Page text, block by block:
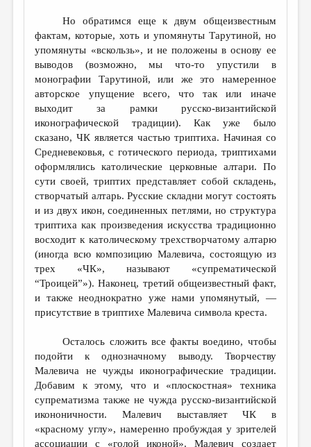
Но обратимся еще к двум общеизвестным
фактам, которые, хоть и упомянуты Тарутиной, но
упомянуты «вскользь», и не положены в основу ее
выводов (возможно, мы что-то упустили в
монографии Тарутиной, или же это намеренное
авторское упущение всего, что так или иначе
выходит за рамки русско-византийской
иконографической традиции). Как уже было
сказано, ЧК является частью триптиха. Начиная со
Средневековья, с готического периода, триптихами
оформлялись католические церковные алтари. По
сути своей, триптих представляет собой складень,
створчатый алтарь. Русские складни могут состоять
и из двух икон, соединенных петлями, но структура
триптиха как произведения искусства традиционно
восходит к католическому трехстворчатому алтарю
(иногда всю композицию Малевича, состоящую из
трех «ЧК», называют «супрематической
“Троицей”»). Наконец, третий общеизвестный факт,
и также неоднократно уже нами упомянутый, —
присутствие в триптихе Малевича символа креста.
Осталось сложить все факты воедино, чтобы
подойти к однозначному выводу. Творчеству
Малевича не чужды иконографические традиции.
Добавим к этому, что и «плоскостная» техника
супрематизма также не чужда русско-византийской
икононичности. Малевич выставляет ЧК в
«красному углу», намеренно пробуждая у зрителей
ассоциации с «голой иконой». Малевич создает